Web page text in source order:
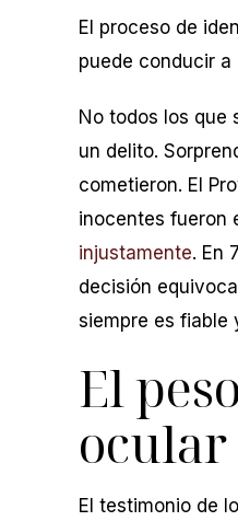
El proceso de
puede conducir
No todos los que
un delito.
cometieron. El
inocentes fueron
injustamente. En
decisión
siempre es fiable
El
ocular
El testimonio de
ayudó en el año más
fue profesional, amable y
Lo recomiendo a él y a su
oficina.
M SUOZZI